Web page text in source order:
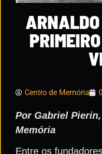
Centro de Memória
Por Gabriel
Memória
Entre os